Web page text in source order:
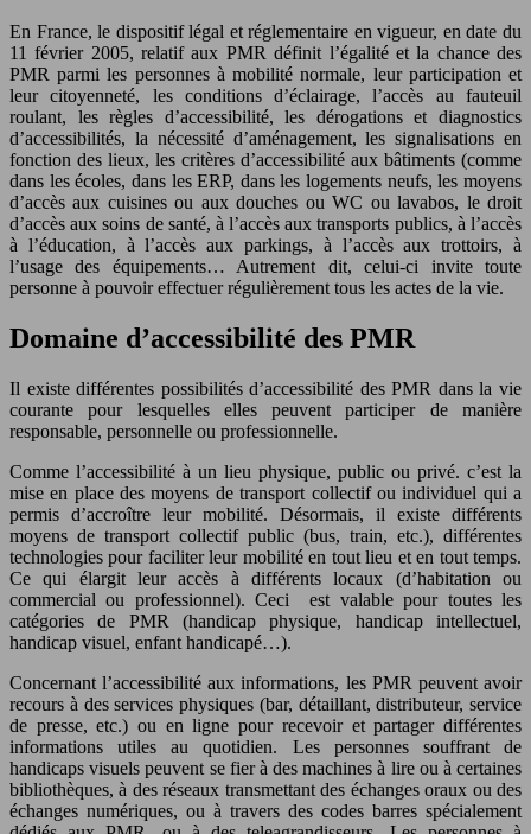
En France, le dispositif légal et réglementaire en vigueur, en date du
11 février 2005, relatif aux PMR définit l’égalité et la chance des
PMR parmi les personnes à mobilité normale, leur participation et
leur citoyenneté, les conditions d’éclairage, l’accès au fauteuil
roulant, les règles d’accessibilité, les dérogations et diagnostics
d’accessibilités, la nécessité d’aménagement, les signalisations en
fonction des lieux, les critères d’accessibilité aux bâtiments (comme
dans les écoles, dans les ERP, dans les logements neufs, les moyens
d’accès aux cuisines ou aux douches ou WC ou lavabos, le droit
d’accès aux soins de santé, à l’accès aux transports publics, à l’accès
à l’éducation, à l’accès aux parkings, à l’accès aux trottoirs, à
l’usage des équipements… Autrement dit, celui-ci invite toute
personne à pouvoir effectuer régulièrement tous les actes de la vie.
Domaine d’accessibilité des PMR
Il existe différentes possibilités d’accessibilité des PMR dans la vie
courante pour lesquelles elles peuvent participer de manière
responsable, personnelle ou professionnelle.
Comme l’accessibilité à un lieu physique, public ou privé. c’est la
mise en place des moyens de transport collectif ou individuel qui a
permis d’accroître leur mobilité. Désormais, il existe différents
moyens de transport collectif public (bus, train, etc.), différentes
technologies pour faciliter leur mobilité en tout lieu et en tout temps.
Ce qui élargit leur accès à différents locaux (d’habitation ou
commercial ou professionnel). Ceci est valable pour toutes les
catégories de PMR (handicap physique, handicap intellectuel,
handicap visuel, enfant handicapé…).
Concernant l’accessibilité aux informations, les PMR peuvent avoir
recours à des services physiques (bar, détaillant, distributeur, service
de presse, etc.) ou en ligne pour recevoir et partager différentes
informations utiles au quotidien. Les personnes souffrant de
handicaps visuels peuvent se fier à des machines à lire ou à certaines
bibliothèques, à des réseaux transmettant des échanges oraux ou des
échanges numériques, ou à travers des codes barres spécialement